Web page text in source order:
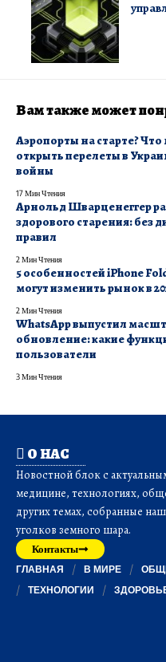
Вам также может
Аэропорты на старте?
открыть перелеты в
войны
17 Мин Чтения
Арнольд Шварценеггер
здорового старения: без
правил
2 Мин Чтения
5 особенностей iPhone
могут изменить рынок в
2 Мин Чтения
WhatsApp выпустил
обновление: какие
пользователи
3 Мин Чтения
О НАС
Новостной блок с
медицине, технологиях,
других темах, собранные
уголков земного шара.
Контакты
ГЛАВНАЯ В МИРЕ
ТЕХНОЛОГИИ